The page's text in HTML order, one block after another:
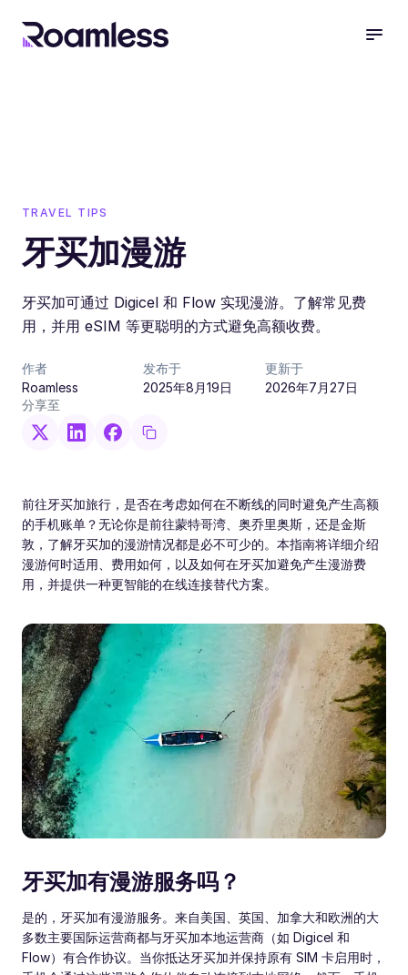
TRAVEL TIPS
牙买加漫游
牙买加可通过 Digicel 和 Flow 实现漫游。了解常见费
用，并用 eSIM 等更聪明的方式避免高额收费。
作者
Roamless
发布于
2025年8月19日
更新于
2026年7月27日
分享至
前往牙买加旅行，是否在考虑如何在不断线的同时避免产生高额
的手机账单？无论你是前往蒙特哥湾、奥乔里奥斯，还是金斯
敦，了解牙买加的漫游情况都是必不可少的。本指南将详细介绍
漫游何时适用、费用如何，以及如何在牙买加避免产生漫游费
用，并提供一种更智能的在线连接替代方案。
牙买加有漫游服务吗？
是的，牙买加有漫游服务。来自美国、英国、加拿大和欧洲的大
多数主要国际运营商都与牙买加本地运营商（如 Digicel 和
Flow）有合作协议。当你抵达牙买加并保持原有 SIM 卡启用时，